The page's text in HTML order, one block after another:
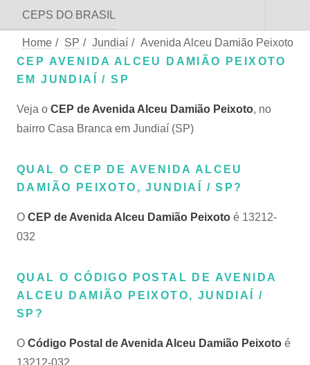
CEPS DO BRASIL
Home / SP / Jundiaí / Avenida Alceu Damião Peixoto
CEP AVENIDA ALCEU DAMIÃO PEIXOTO
EM JUNDIAÍ / SP
Veja o CEP de Avenida Alceu Damião Peixoto, no
bairro Casa Branca em Jundiaí (SP)
QUAL O CEP DE AVENIDA ALCEU
DAMIÃO PEIXOTO, JUNDIAÍ / SP?
O CEP de Avenida Alceu Damião Peixoto é 13212-
032
QUAL O CÓDIGO POSTAL DE AVENIDA
ALCEU DAMIÃO PEIXOTO, JUNDIAÍ /
SP?
O Código Postal de Avenida Alceu Damião Peixoto é
13212-032